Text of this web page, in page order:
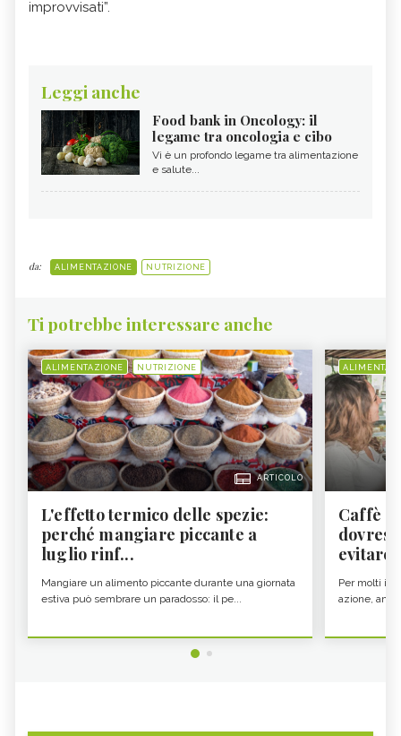
improvvisati”.
Leggi anche
Food bank in Oncology: il
legame tra oncologia e cibo
Vi è un profondo legame tra alimentazione
e salute...
da: ALIMENTAZIONE NUTRIZIONE
Ti potrebbe interessare anche
ALIMENTAZIONE NUTRIZIONE
ARTICOLO
L'effetto termico delle spezie:
perché mangiare piccante a
luglio rinf...
Mangiare un alimento piccante durante una giornata
estiva può sembrare un paradosso: il pe...
Caffè
evitare
Per molti il
azione,